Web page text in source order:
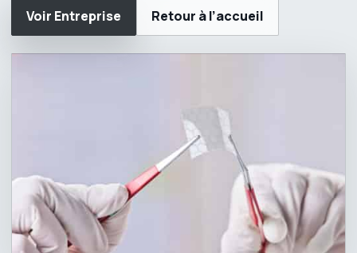
Voir Entreprise Retour à l’accueil